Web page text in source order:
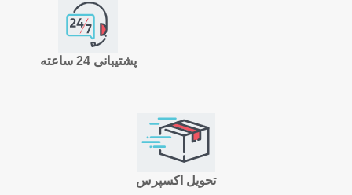
پشتیبانی 24 ساعته
تحویل اکسپرس